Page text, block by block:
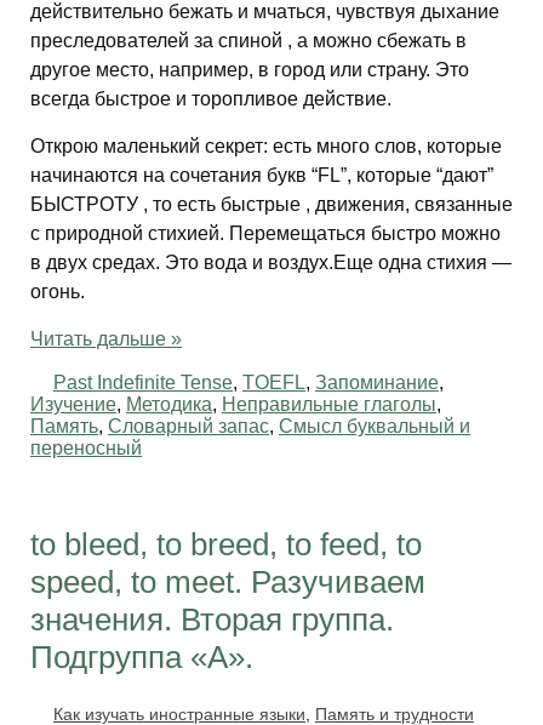
действительно бежать и мчаться, чувствуя дыхание
преследователей за спиной , а можно сбежать в
другое место, например, в город или страну. Это
всегда быстрое и торопливое действие.
Открою маленький секрет: есть много слов, которые
начинаются на сочетания букв “FL”, которые “дают”
БЫСТРОТУ , то есть быстрые , движения, связанные
с природной стихией. Перемещаться быстро можно
в двух средах. Это вода и воздух.Еще одна стихия —
огонь.
Читать дальше »
Past Indefinite Tense, TOEFL, Запоминание,
Изучение, Методика, Неправильные глаголы,
Память, Словарный запас, Смысл буквальный и
переносный
to bleed, to breed, to feed, to
speed, to meet. Разучиваем
значения. Вторая группа.
Подгруппа «А».
Как изучать иностранные языки
Память и трудности